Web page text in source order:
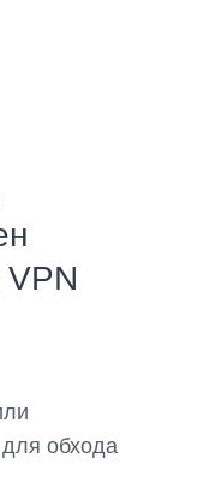
VPN
обхода